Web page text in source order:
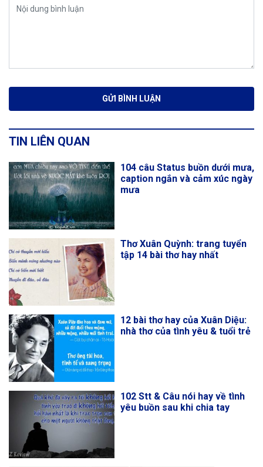
TIN LIÊN QUAN
104 câu Status buồn dưới mưa,
caption ngắn và cảm xúc ngày
mưa
Thơ Xuân Quỳnh: trang tuyển
tập 14 bài thơ hay nhất
12 bài thơ hay của Xuân Diệu:
nhà thơ của tình yêu & tuổi trẻ
102 Stt & Câu nói hay về tình
yêu buồn sau khi chia tay